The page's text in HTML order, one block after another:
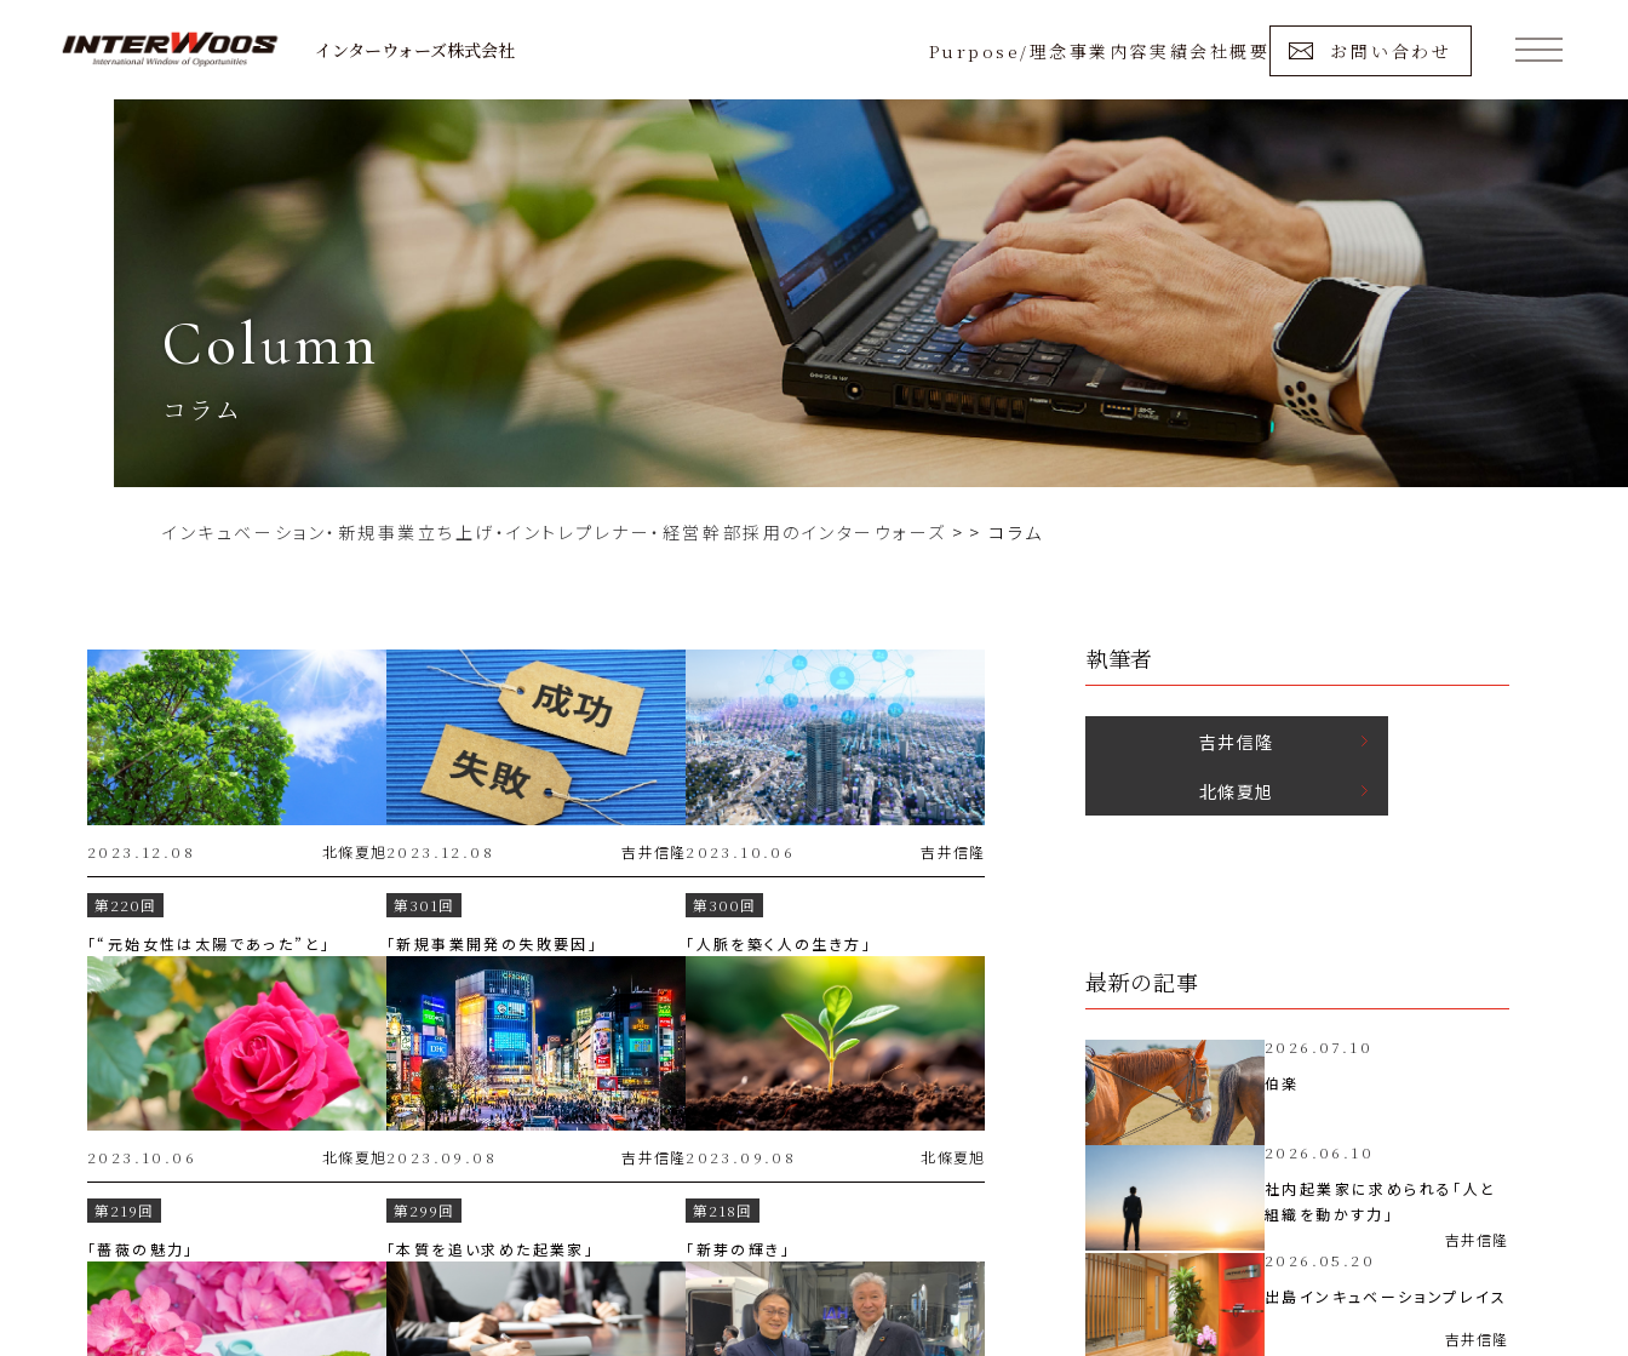
インターウォーズ株式会社 Purpose/理念事業内容実績会社概要 お問い合わせ
column
コラム
インキュベーション・新規事業立ち上げ・イントレプレナー・経営幹部採用のインターウォーズ > コラム
2023.12.08 北條夏旭
第220回
「“元始女性は太陽であった”と」
2023.12.08 吉井信隆
第301回
「新規事業開発の失敗要因」
2023.10.06 吉井信隆
第300回
「人脈を築く人の生き方」
2023.10.06 北條夏旭
第219回
「薔薇の魅力」
2023.09.08 吉井信隆
第299回
「本質を追い求めた起業家」
2023.09.08 北條夏旭
第218回
「新芽の輝き」
執筆者
吉井信隆
北條夏旭
最新の記事
2026.07.10
伯楽
2026.06.10
社内起業家に求められる「人と
組織を動かす力」
吉井信隆
2026.05.20
出島インキュベーションプレイス
吉井信隆